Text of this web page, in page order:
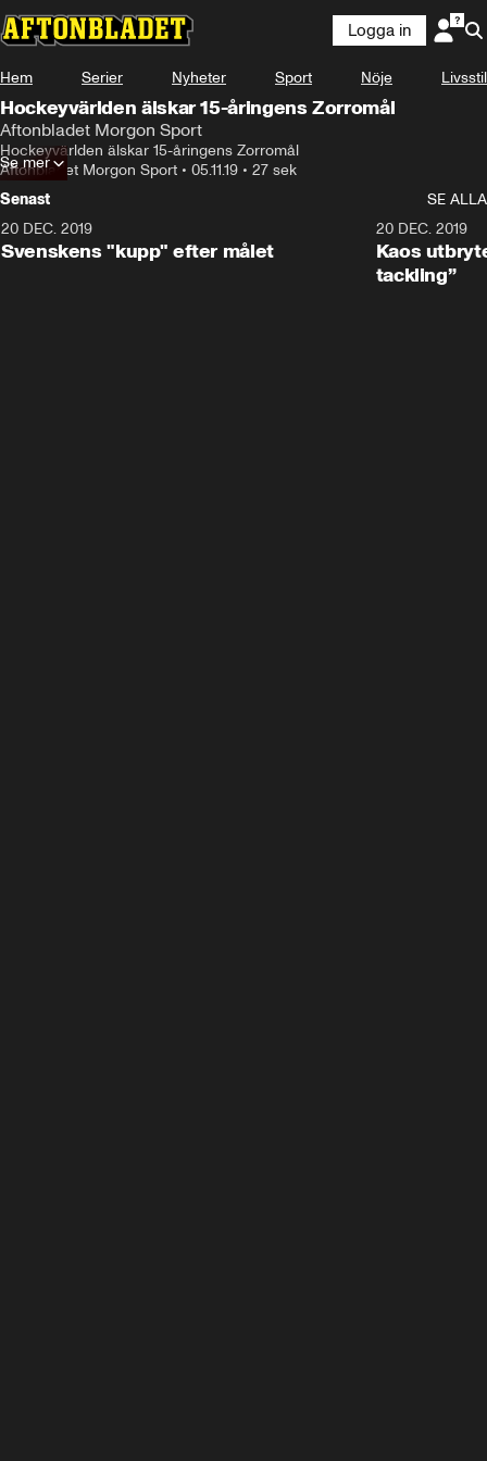
Logga in
Hem Serier Nyheter Sport Nöje Livsstil
Hockeyvärlden älskar 15-åringens Zorromål
Aftonbladet Morgon Sport
Hockeyvärlden älskar 15-åringens Zorromål
Aftonbladet Morgon Sport • 05.11.19 • 27 sek
Se mer
Senast
SE ALLA
20 DEC. 2019
Svenskens "kupp" efter målet
20 DEC. 2019
Kaos
tackling”